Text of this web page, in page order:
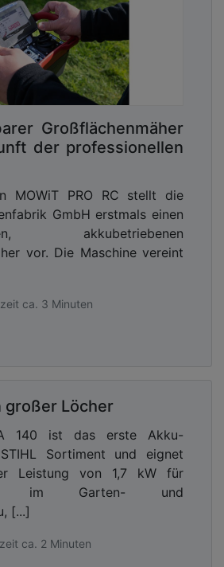
Großflächenmäher
der professionellen
MOWiT PRO RC stellt die
GmbH erstmals einen
akkubetriebenen
vor. Die Maschine vereint
ca. 3 Minuten
großer Löcher
140 ist das erste Akku-
Sortiment und eignet
Leistung von 1,7 kW für
im Garten- und
[...]
ca. 2 Minuten